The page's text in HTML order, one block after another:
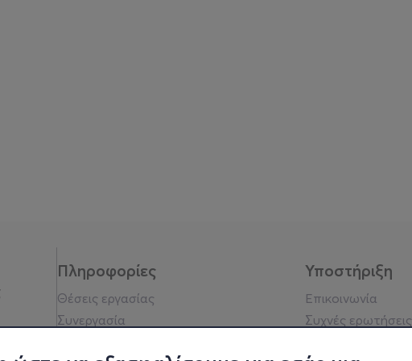
Πληροφορίες
Θέσεις εργασίας
Συνεργασία
Υποστήριξη
Επικοινωνία
Συχνές ερωτήσεις
Υπηρεσίες